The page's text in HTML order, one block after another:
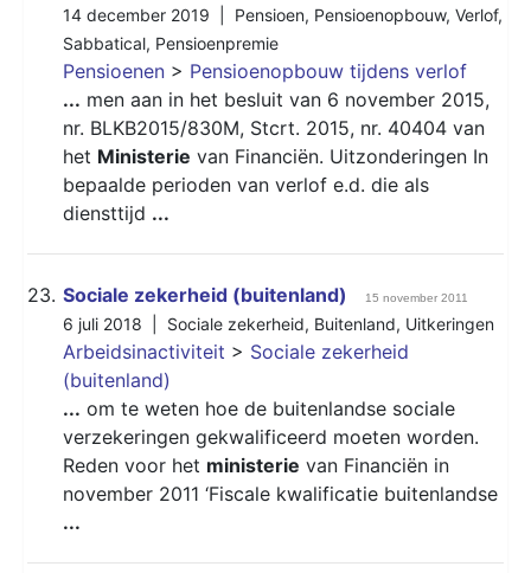
14 december 2019 | Pensioen, Pensioenopbouw, Verlof,
Sabbatical, Pensioenpremie
Pensioenen > Pensioenopbouw tijdens verlof
... men aan in het besluit van 6 november 2015,
nr. BLKB2015/830M, Stcrt. 2015, nr. 40404 van
het Ministerie van Financiën. Uitzonderingen In
bepaalde perioden van verlof e.d. die als
diensttijd ...
23. Sociale zekerheid (buitenland) 15 november 2011
6 juli 2018 | Sociale zekerheid, Buitenland, Uitkeringen
Arbeidsinactiviteit > Sociale zekerheid
(buitenland)
... om te weten hoe de buitenlandse sociale
verzekeringen gekwalificeerd moeten worden.
Reden voor het ministerie van Financiën in
november 2011 ‘Fiscale kwalificatie buitenlandse
...